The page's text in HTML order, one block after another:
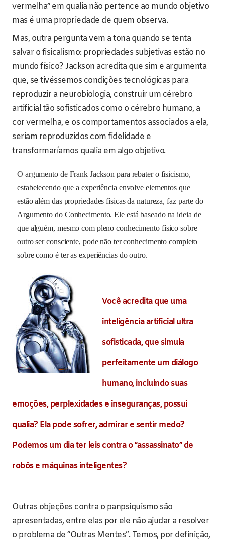
vermelha” em qualia não pertence ao mundo objetivo
mas é uma propriedade de quem observa.
Mas, outra pergunta vem a tona quando se tenta
salvar o fisicalismo: propriedades subjetivas estão no
mundo físico? Jackson acredita que sim e argumenta
que, se tivéssemos condições tecnológicas para
reproduzir a neurobiologia, construir um cérebro
artificial tão sofisticados como o cérebro humano, a
cor vermelha, e os comportamentos associados a ela,
seriam reproduzidos com fidelidade e
transformaríamos qualia em algo objetivo.
O argumento de Frank Jackson para rebater o fisicismo,
estabelecendo que a experiência envolve elementos que
estão além das propriedades físicas da natureza, faz parte do
Argumento do Conhecimento. Ele está baseado na ideia de
que alguém, mesmo com pleno conhecimento físico sobre
outro ser consciente, pode não ter conhecimento completo
sobre como é ter as experiências do outro.
Você acredita que uma
inteligência artificial ultra
sofisticada, que simula
perfeitamente um diálogo
humano, incluindo suas
emoções, perplexidades e inseguranças, possui
qualia? Ela pode sofrer, admirar e sentir medo?
Podemos um dia ter leis contra o “assassinato” de
robôs e máquinas inteligentes?
Outras objeções contra o panpsiquismo são
apresentadas, entre elas por ele não ajudar a resolver
o problema de “Outras Mentes”. Temos, por definição,